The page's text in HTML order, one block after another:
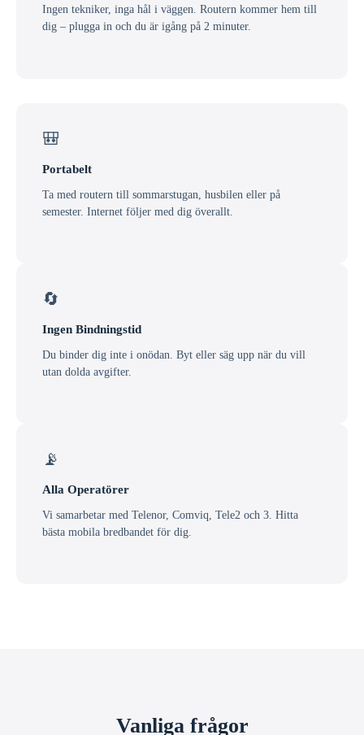
Ingen tekniker, inga hål i väggen. Routern kommer hem till
dig – plugga in och du är igång på 2 minuter.
🎒
Portabelt
Ta med routern till sommarstugan, husbilen eller på
semester. Internet följer med dig överallt.
🔄
Ingen Bindningstid
Du binder dig inte i onödan. Byt eller säg upp när du vill
utan dolda avgifter.
📡
Alla Operatörer
Vi samarbetar med Telenor, Comviq, Tele2 och 3. Hitta
bästa mobila bredbandet för dig.
Vanliga frågor